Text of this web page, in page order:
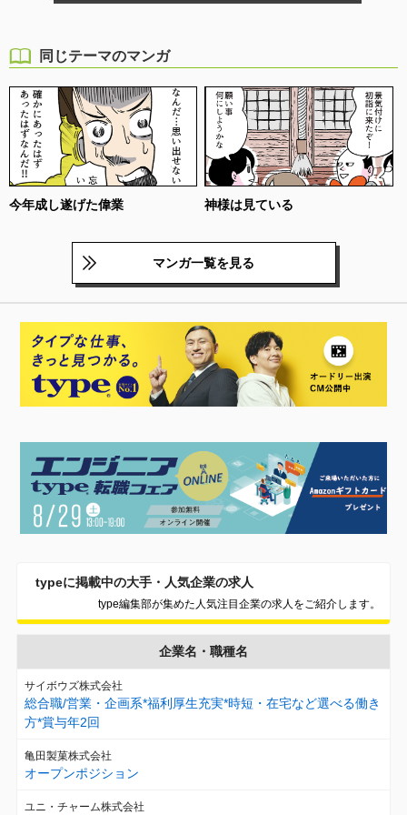
同じテーマのマンガ
今年成し遂げた偉業 神様は見ている
マンガ一覧を見る
typeに掲載中の大手・人気企業の求人
type編集部が集めた人気注目企業の求人をご紹介します。
企業名・職種名
サイボウズ株式会社
総合職/営業・企画系*福利厚生充実*時短・在宅など選べる働き
方*賞与年2回
亀田製菓株式会社
オープンポジション
ユニ・チャーム株式会社